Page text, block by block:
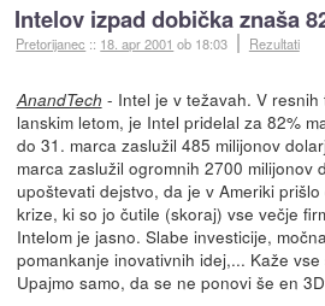
Intelov izpad dobička znaša
Pretorijanec :: 18. apr 2001 ob 18:03 Rezultati
AnandTech - Intel je v težavah. V
lanskim letom, je Intel pridelal za 82%
do 31. marca zaslužil 485 milijonov
marca zaslužil ogromnih 2700 milijonov
upoštevati dejstvo, da je v Ameriki
krize, ki so jo čutile (skoraj) vse večje
Intelom je jasno. Slabe investicije,
pomankanje inovativnih idej,... Kaže
Upajmo samo, da se ne ponovi še en